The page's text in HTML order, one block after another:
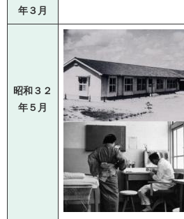
年３月
昭和３２
年５月